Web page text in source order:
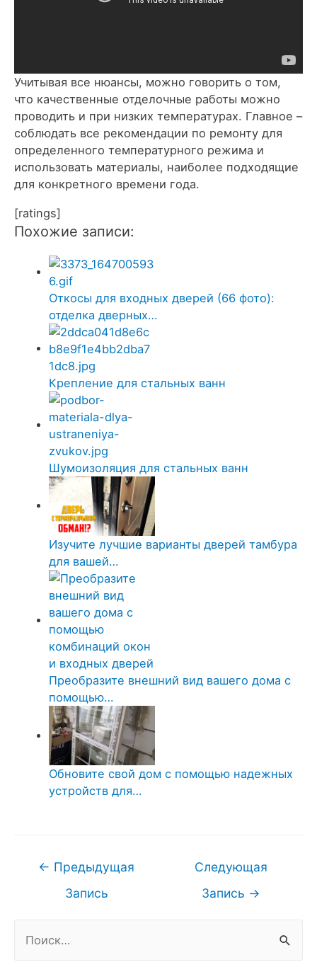
Учитывая все нюансы, можно говорить о том,
что качественные отделочные работы можно
проводить и при низких температурах. Главное –
соблюдать все рекомендации по ремонту для
определенного температурного режима и
использовать материалы, наиболее подходящие
для конкретного времени года.
[ratings]
Похожие записи:
Откосы для входных дверей (66 фото):
отделка дверных…
Крепление для стальных ванн
Шумоизоляция для стальных ванн
Изучите лучшие варианты дверей тамбура
для вашей…
Преобразите внешний вид вашего дома с
помощью…
Обновите свой дом с помощью надежных
устройств для…
Навигация
← Предыдущая
Запись
Следующая
Запись →